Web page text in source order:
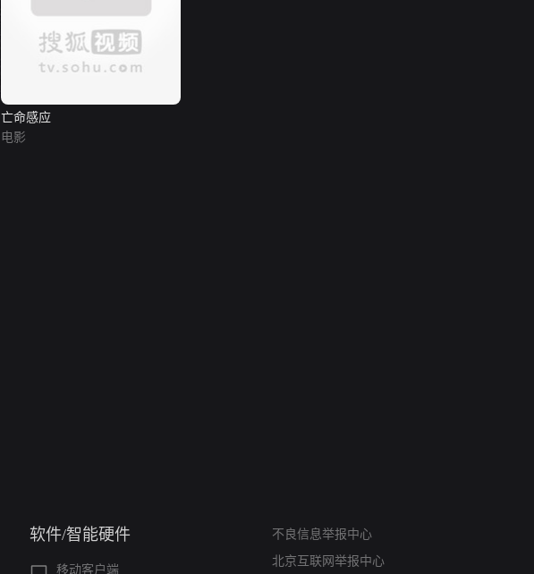
亡命感应
电影
软件/智能硬件
移动客户端
不良信息举报中心
北京互联网举报中心
亚运会举报专区